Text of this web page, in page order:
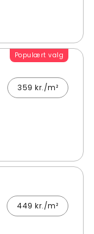
Populært valg
359 kr./m²
449 kr./m²